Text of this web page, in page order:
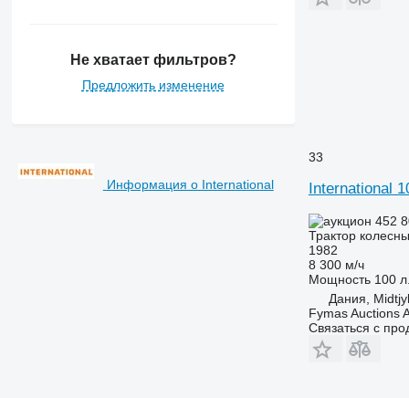
7290 R
7310 R
7710
Не хватает фильтров?
Предложить изменение
Информация о International
33
International
452
Трактор
1982
8 300 м/ч
Мощность 100
Дания,
Fymas Auctions
Связаться с